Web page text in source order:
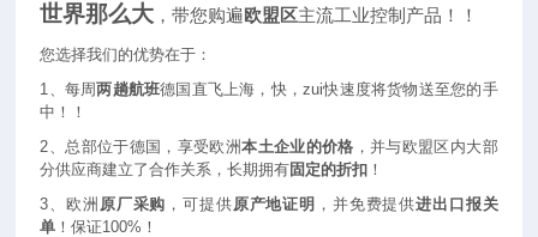
世界那么大 ，带您购遍欧盟区主流工业控制产品！！
您选择我们的优势在于：
1、每周两趟航班德国直飞上海，快，zui快速度将货物送至您的手
中！！
2、总部位于德国，享受欧洲本土企业的价格 ，并与欧盟区内大部
分供应商建立了合作关系，长期拥有固定的折扣 ！
3、欧洲 原厂采购 ，可提供原产地证明 ，并免费提供进出口报关
单 ！保证100%！